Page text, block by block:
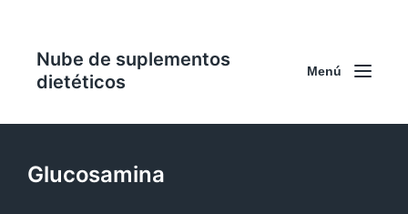
Nube de suplementos
dietéticos
Menú
Glucosamina